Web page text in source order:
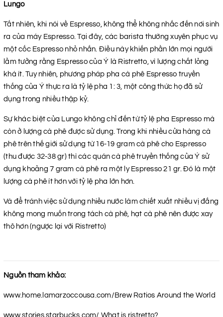
Lungo
Tất nhiên, khi nói về Espresso, không thể không nhắc đến nơi sinh
ra của máy Espresso. Tại đây, các barista thường xuyên phục vụ
một cốc Espresso nhỏ nhắn. Điều này khiến phần lớn mọi người
lầm tưởng rằng Espresso của Ý là Ristretto, vì lượng chất lỏng
khá ít. Tuy nhiên, phương pháp pha cà phê Espresso truyền
thống của Ý thực ra là tỷ lệ pha 1: 3, một công thức họ đã sử
dụng trong nhiều thập kỷ.
Sự khác biệt của Lungo không chỉ đến từ tỷ lệ pha Espresso mà
còn ở lượng cà phê được sử dụng. Trong khi nhiều cửa hàng cà
phê trên thế giới sử dụng từ 16-19 gram cà phê cho Espresso
(thu được 32-38 gr) thì các quán cà phê truyền thống của Ý sử
dụng khoảng 7 gram cà phê ra một ly Espresso 21 gr. Đó là một
lượng cà phê ít hơn với tỷ lệ pha lớn hơn.
Và để tránh việc sử dụng nhiều nước làm chiết xuất nhiều vị đắng
không mong muốn trong tách cà phê, hạt cà phê nên được xay
thô hơn (ngược lại với Ristretto)
Nguồn tham khảo:
www.home.lamarzoccousa.com/Brew Ratios Around the World
www.stories.starbucks.com/ What is ristretto?